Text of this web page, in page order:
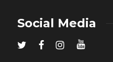
Social Media